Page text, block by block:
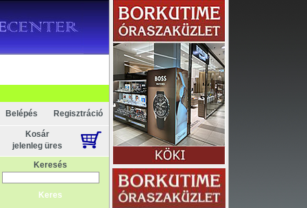
Belépés Regisztráció
Kosár
jelenleg üres
Keresés